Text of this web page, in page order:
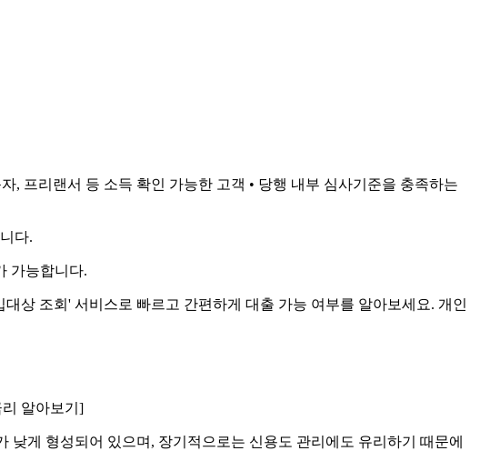
, 프리랜서 등 소득 확인 가능한 고객 • 당행 내부 심사기준을 충족하는
다.
가능합니다.
상 조회' 서비스로 빠르고 간편하게 대출 가능 여부를 알아보세요. 개인
리 알아보기]
게 형성되어 있으며, 장기적으로는 신용도 관리에도 유리하기 때문에